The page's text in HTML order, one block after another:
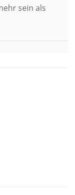
sein als